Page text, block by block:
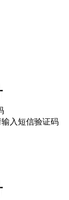
输入短信验证码